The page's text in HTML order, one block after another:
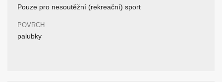
Pouze pro nesoutěžní (rekreační) sport
POVRCH
palubky